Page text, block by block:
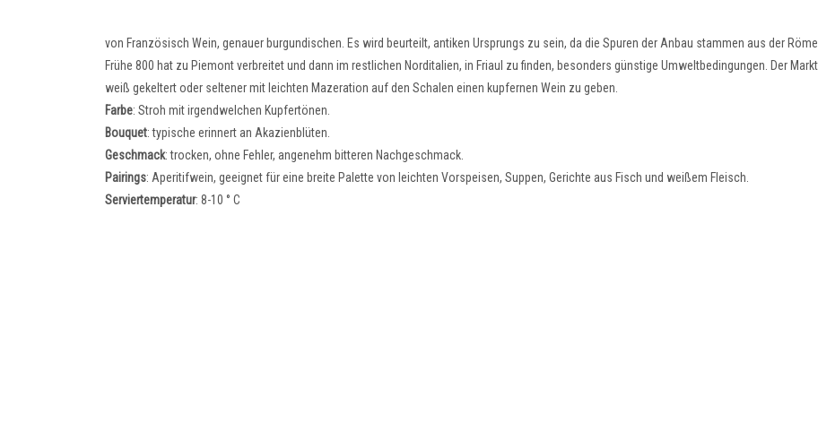
von Französisch Wein, genauer burgundischen. Es wird beurteilt, antiken Ursprungs zu sein, da die Spuren der Anbau stammen aus der
Frühe 800 hat zu Piemont verbreitet und dann im restlichen Norditalien, in Friaul zu finden, besonders günstige Umweltbedingungen. Der
weiß gekeltert oder seltener mit leichten Mazeration auf den Schalen einen kupfernen Wein zu geben.
Farbe: Stroh mit irgendwelchen Kupfertönen.
Bouquet: typische erinnert an Akazienblüten.
Geschmack: trocken, ohne Fehler, angenehm bitteren Nachgeschmack.
Pairings: Aperitifwein, geeignet für eine breite Palette von leichten Vorspeisen, Suppen, Gerichte aus Fisch und weißem Fleisch.
Serviertemperatur: 8-10 ° C